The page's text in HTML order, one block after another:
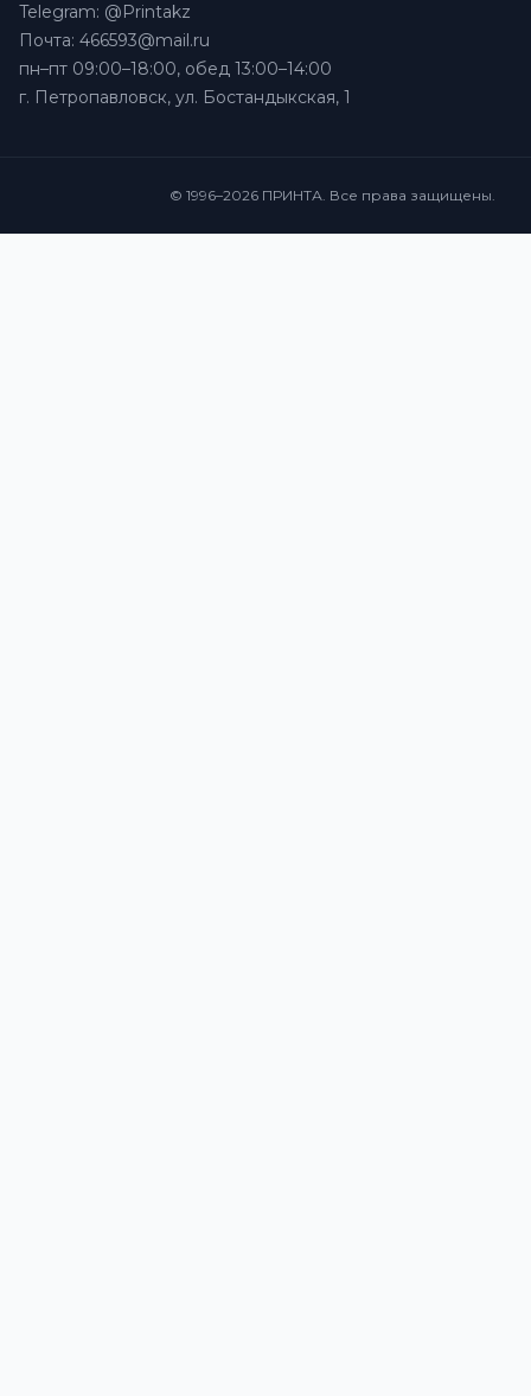
Telegram: @Printakz
Почта: 466593@mail.ru
пн–пт 09:00–18:00, обед 13:00–14:00
г. Петропавловск, ул. Бостандыкская, 1
© 1996–2026 ПРИНТА. Все права защищены.